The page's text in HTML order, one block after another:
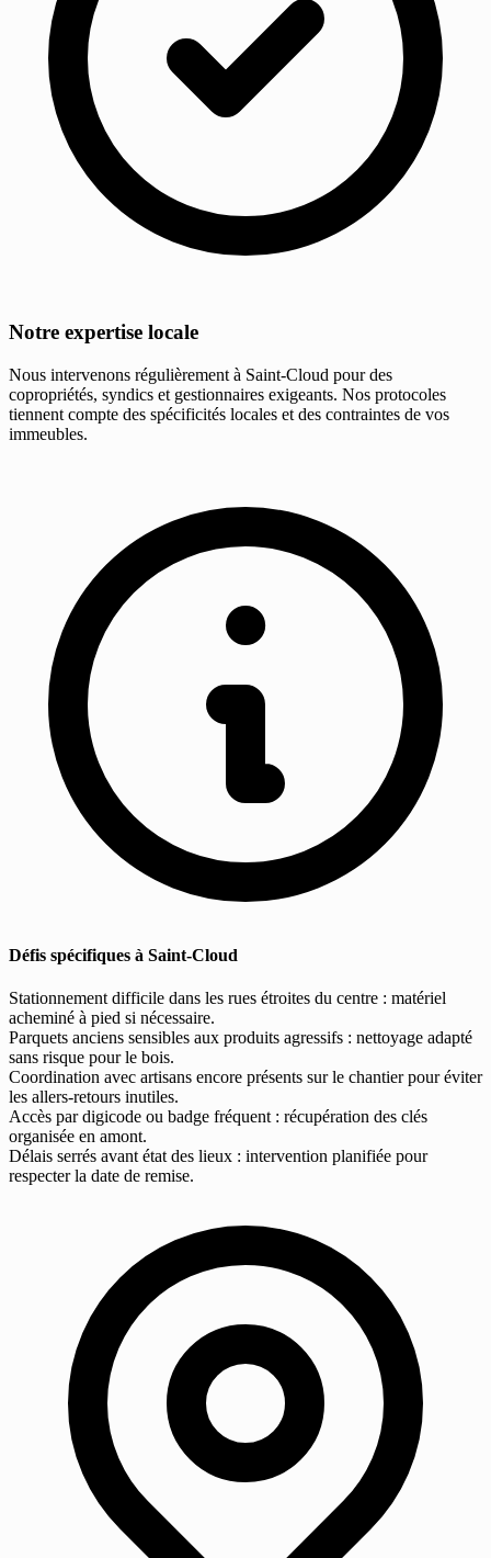
Notre expertise locale
Nous intervenons régulièrement à Saint-Cloud pour des
copropriétés, syndics et gestionnaires exigeants. Nos protocoles
tiennent compte des spécificités locales et des contraintes de vos
immeubles.
Défis spécifiques à Saint-Cloud
Stationnement difficile dans les rues étroites du centre : matériel
acheminé à pied si nécessaire.
Parquets anciens sensibles aux produits agressifs : nettoyage adapté
sans risque pour le bois.
Coordination avec artisans encore présents sur le chantier pour éviter
les allers-retours inutiles.
Accès par digicode ou badge fréquent : récupération des clés
organisée en amont.
Délais serrés avant état des lieux : intervention planifiée pour
respecter la date de remise.